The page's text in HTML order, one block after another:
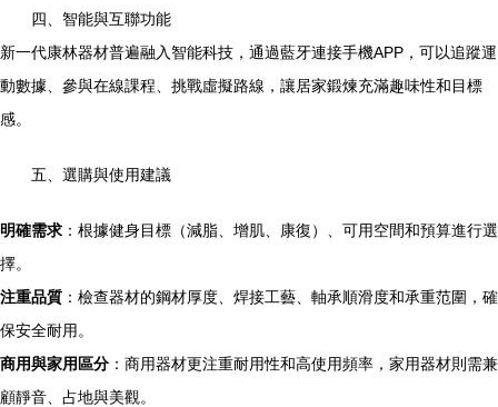
四、智能與互聯功能
新一代康林器材普遍融入智能科技，通過藍牙連接手機APP，可以追蹤運
動數據、參與在線課程、挑戰虛擬路線，讓居家鍛煉充滿趣味性和目標
感。
五、選購與使用建議
明確需求 ：根據健身目標（減脂、增肌、康復）、可用空間和預算進行選
擇。
注重品質 ：檢查器材的鋼材厚度、焊接工藝、軸承順滑度和承重范圍，確
保安全耐用。
商用與家用區分 ：商用器材更注重耐用性和高使用頻率，家用器材則需兼
顧靜音、占地與美觀。